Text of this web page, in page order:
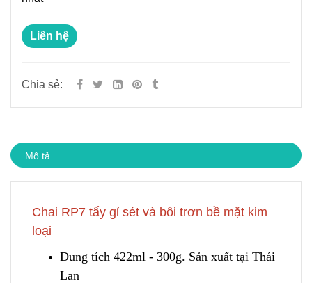
Liên hệ
Chia sẻ:
Mô tả
Chai RP7 tẩy gỉ sét và bôi trơn bề mặt kim
loại
Dung tích 422ml - 300g. Sản xuất tại Thái
Lan